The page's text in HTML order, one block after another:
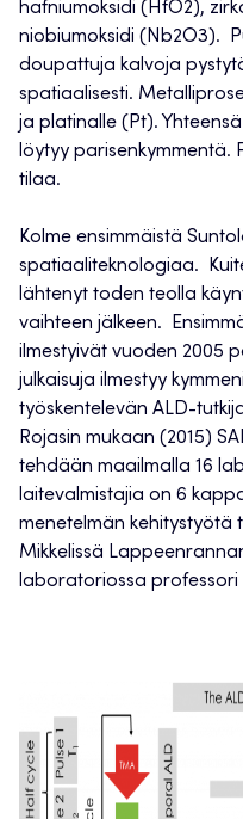
hafniumoksidi (HfO2),
niobiumoksidi (Nb2O3).
doupattuja kalvoja
spatiaalisesti.
ja platinalle (Pt).
löytyy parisenkymmentä.
tilaa.
Kolme ensimmäistä
spatiaaliteknologiaa.
lähtenyt toden teolla
vaihteen jälkeen.
ilmestyivät vuoden 2005
julkaisuja ilmestyy
työskentelevän ALD-
Rojasin mukaan (2015)
tehdään maailmalla 16
laitevalmistajia on 6
menetelmän kehitystyötä
Mikkelissä
laboratoriossa professori